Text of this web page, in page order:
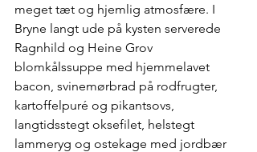
meget tæt og hjemlig atmosfære. I
Bryne langt ude på kysten serverede
Ragnhild og Heine Grov
blomkålssuppe med hjemmelavet
bacon, svinemørbrad på rodfrugter,
kartoffelpuré og pikantsovs,
langtidsstegt oksefilet, helstegt
lammeryg og ostekage med jordbær